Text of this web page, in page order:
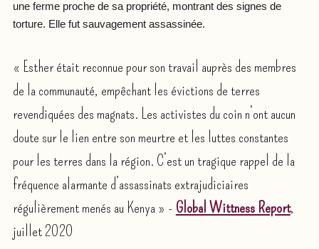
une ferme proche de sa propriété, montrant des signes de
torture. Elle fut sauvagement assassinée.
« Esther était reconnue pour son travail auprès des membres
de la communauté, empêchant les évictions de terres
revendiquées des magnats. Les activistes du coin n’ont aucun
doute sur le lien entre son meurtre et les luttes constantes
pour les terres dans la région. C’est un tragique rappel de la
fréquence alarmante d’assassinats extrajudiciaires
régulièrement menés au Kenya » - Global Wittness Report,
juillet 2020